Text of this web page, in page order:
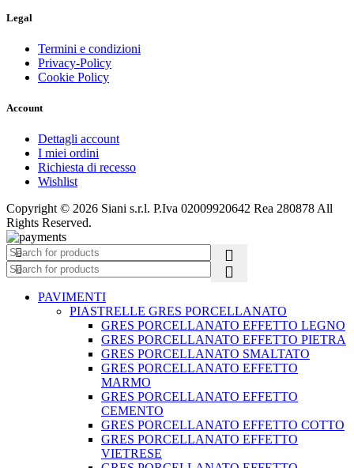
Legal
Termini e condizioni
Privacy-Policy
Cookie Policy
Account
Dettagli account
I miei ordini
Richiesta di recesso
Wishlist
Copyright © 2026 Siani s.r.l. P.Iva 02009920642 Rea 280878 All
Rights Reserved.
PAVIMENTI
PIASTRELLE GRES PORCELLANATO
GRES PORCELLANATO EFFETTO LEGNO
GRES PORCELLANATO EFFETTO PIETRA
GRES PORCELLANATO SMALTATO
GRES PORCELLANATO EFFETTO
MARMO
GRES PORCELLANATO EFFETTO
CEMENTO
GRES PORCELLANATO EFFETTO COTTO
GRES PORCELLANATO EFFETTO
VIETRESE